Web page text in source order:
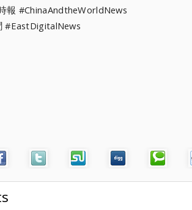
報 #ChinaAndtheWorldNews
#EastDigitalNews